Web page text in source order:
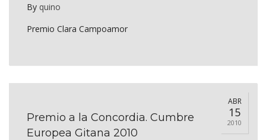
By quino
Premio Clara Campoamor
ABR
15
2010
Premio a la Concordia. Cumbre
Europea Gitana 2010